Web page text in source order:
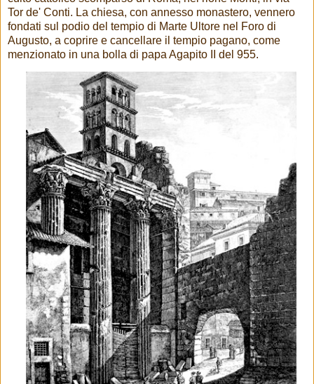
Tor de' Conti. La chiesa, con annesso monastero, vennero
fondati sul podio del tempio di Marte Ultore nel Foro di
Augusto, a coprire e cancellare il tempio pagano, come
menzionato in una bolla di papa Agapito II del 955.